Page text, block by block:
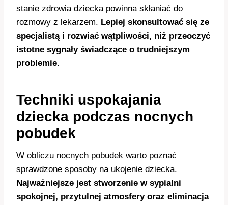
stanie zdrowia dziecka powinna skłaniać do
rozmowy z lekarzem. Lepiej skonsultować się ze
specjalistą i rozwiać wątpliwości, niż przeoczyć
istotne sygnały świadczące o trudniejszym
problemie.
Techniki uspokajania
dziecka podczas nocnych
pobudek
W obliczu nocnych pobudek warto poznać
sprawdzone sposoby na ukojenie dziecka.
Najważniejsze jest stworzenie w sypialni
spokojnej, przytulnej atmosfery oraz eliminacja